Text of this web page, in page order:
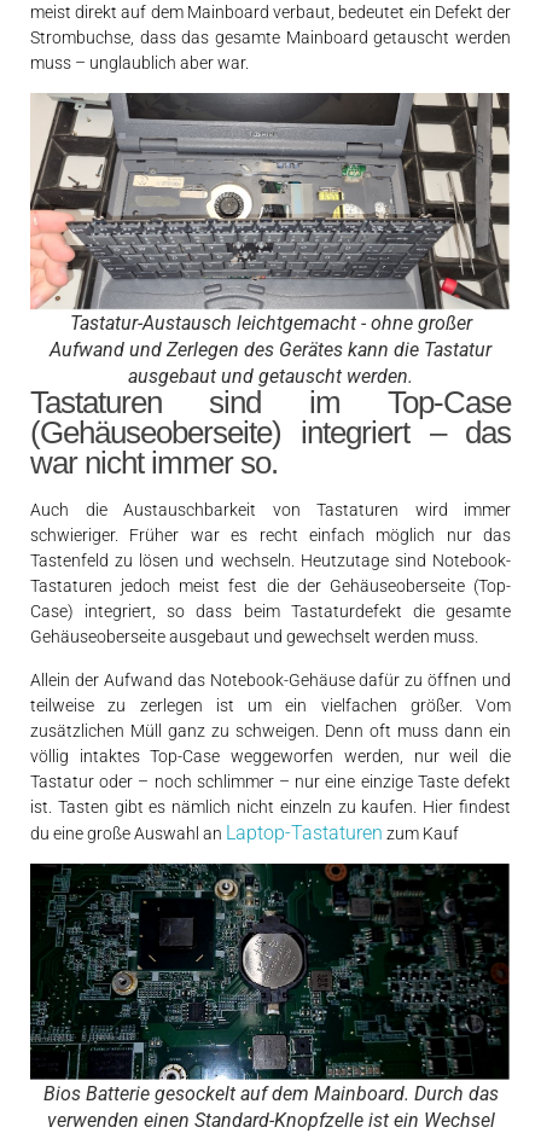
meist direkt auf dem Mainboard verbaut, bedeutet ein Defekt der
Strombuchse, dass das gesamte Mainboard getauscht werden
muss – unglaublich aber war.
Tastatur-Austausch leichtgemacht - ohne großer
Aufwand und Zerlegen des Gerätes kann die Tastatur
ausgebaut und getauscht werden.
Tastaturen sind im Top-Case
(Gehäuseoberseite) integriert – das
warnicht immer so.
Auch die Austauschbarkeit von Tastaturen wird immer
schwieriger. Früher war es recht einfach möglich nur das
Tastenfeld zu lösen und wechseln. Heutzutage sind Notebook-
Tastaturen jedoch meist fest die der Gehäuseoberseite (Top-
Case) integriert, so dass beim Tastaturdefekt die gesamte
Gehäuseoberseite ausgebaut und gewechselt werden muss.
Allein der Aufwand das Notebook-Gehäuse dafür zu öffnen und
teilweise zu zerlegen ist um ein vielfachen größer. Vom
zusätzlichen Müll ganz zu schweigen. Denn oft muss dann ein
völlig intaktes Top-Case weggeworfen werden, nur weil die
Tastatur oder – noch schlimmer – nur eine einzige Taste defekt
ist. Tasten gibt es nämlich nicht einzeln zu kaufen. Hier findest
du eine große Auswahl an Laptop-Tastaturen zum Kauf
Bios Batterie gesockelt auf dem Mainboard. Durch das
verwenden einen Standard-Knopfzelle ist ein Wechsel